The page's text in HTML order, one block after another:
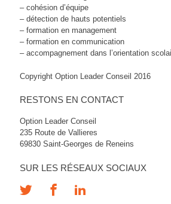
– cohésion d’équipe
– détection de hauts potentiels
– formation en management
– formation en communication
– accompagnement dans l’orientation
Copyright Option Leader Conseil 2016
RESTONS EN CONTACT
Option Leader Conseil
235 Route de Vallieres
69830 Saint-Georges de Reneins
SUR LES RÉSEAUX SOCIAUX